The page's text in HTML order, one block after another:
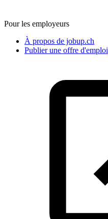
Pour les employeurs
À propos de jobup.ch
Publier une offre d'emploi